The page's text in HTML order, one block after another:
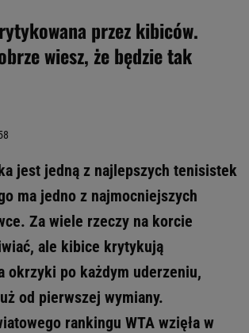
przez kibiców.
wiesz, że będzie tak
jest jedną z najlepszych tenisistek
ma jedno z najmocniejszych
Za wiele rzeczy na korcie
ale kibice krytykują
okrzyki po każdym uderzeniu,
od pierwszej wymiany.
rankingu WTA wzięła w